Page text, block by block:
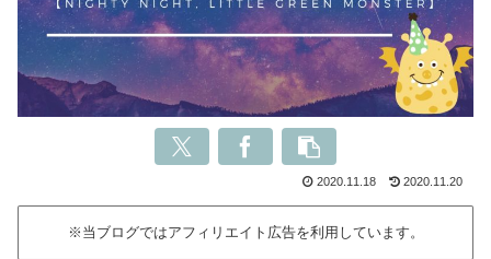
2020.11.18 2020.11.20
※当ブログではアフィリエイト広告を利用しています。